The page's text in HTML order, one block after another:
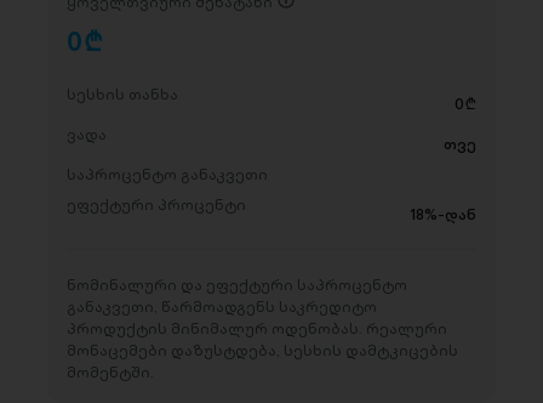
0D
სესხის თანხა 0 D
ვადა
თვე
საპროცენტო განაკვეთი
ეფექტური პროცენტი
18%-დან
ნომინალური და ეფექტური საპროცენტო
განაკვეთი, წარმოადგენს საკრედიტო
პროდუქტის მინიმალურ ოდენობას. რეალური
მონაცემები დაზუსტდება, სესხის დამტკიცების
მომენტში.